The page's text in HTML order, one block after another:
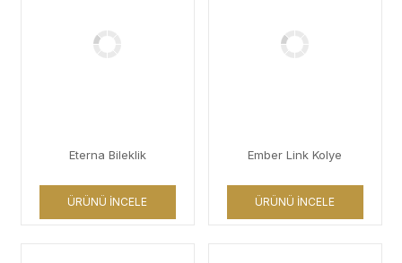
Eterna Bileklik
ÜRÜNÜ İNCELE
Ember Link Kolye
ÜRÜNÜ İNCELE